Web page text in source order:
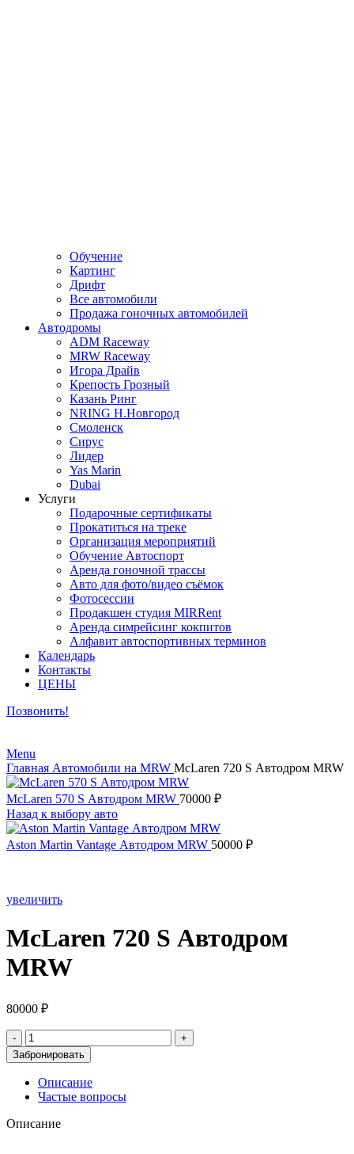
Обучение
Картинг
Дрифт
Все автомобили
Продажа гоночных автомобилей
Автодромы
ADM Raceway
MRW Raceway
Игора Драйв
Крепость Грозный
Казань Ринг
NRING Н.Новгород
Смоленск
Сирус
Лидер
Yas Marin
Dubai
Услуги
Подарочные сертификаты
Прокатиться на треке
Организация мероприятий
Обучение Автоспорт
Аренда гоночной трассы
Авто для фото/видео съёмок
Фотосессии
Продакшен студия MIRRent
Аренда симрейсинг кокпитов
Алфавит автоспортивных терминов
Календарь
Контакты
ЦЕНЫ
Позвонить!
Menu
Главная Автомобили на MRW McLaren 720 S Автодром MRW
McLaren 570 S Автодром MRW 70000 ₽
Назад к выбору авто
Aston Martin Vantage Автодром MRW 50000 ₽
увеличить
McLaren 720 S Автодром
MRW
80000 ₽
Количество
товара
McLaren
720
S
Автодром
MRW
Забронировать
Описание
Частые вопросы
Описание